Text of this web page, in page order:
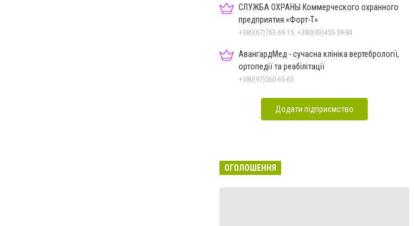
СЛУЖБА ОХРАНЫ Коммерческого охранного
предприятия «Форт-Т»
+380(67)763-69-15, +380(93)455-59-84
АвангардМед - сучасна клініка вертебрології,
ортопедії та реабілітації
+380(97)560-65-65
Додати підприємство
ОГОЛОШЕННЯ